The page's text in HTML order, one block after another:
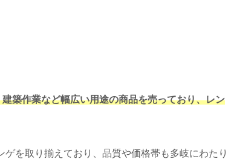
築作業など幅広い用途の商品を売っており、レン
を取り揃えており、品質や価格帯も多岐にわたり